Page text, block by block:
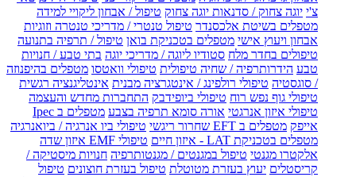
צ'י יוגה צחוק / סדנאות יוגה צחוק טיפול / אבחון ליקויי למידה
מטפלים בשיטת אלכסנדר טיפול טנטרי / מדריכי טנטרה וזוגיות
אבחון ויעוץ אישי מטפלים בטכניקת בואן טיפול / תרפיה בתנועה
טיפולים בחדר מלח סטודיו ליוגה / מדריכי יוגה בתי טבע / חנויות
טבע הידרותרפיה / שחיה טיפולית טיפולי וואטסו מטפלים בהיפנוזה
/ סוגסטיה טיפולי רולפינג / אינטגרציה מבנית אינטליגנציה רגשית
טיפולי גוף נפש רוח טיפולי ביופידבק התחברות מחדש והעצמה
טיפולי איזון אנרגטי אורה סומא תרפיה בצבע
מטפלים ב Ipec
אייפק מטפלים ב EFT שחרור ריגשי
טיפולי ביו אנרגיה / ביואנרגיה
מטפלים בטכניקת LAT - איזון חיים
טיפולי EMF איזון שדה
אלקטרו מגנטי טיפול במגנטים / מגנטותרפיה חנויות מיסטיקה /
קריסטלים יעוץ בעזרת מטוטלת טיפול בעזרת חוצונים טיפול